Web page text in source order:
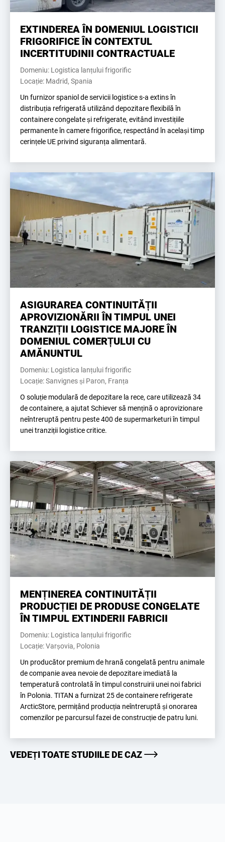
EXTINDEREA ÎN DOMENIUL LOGISTICII
FRIGORIFICE ÎN CONTEXTUL
INCERTITUDINII CONTRACTUALE
Domeniu: Logistica lanțului frigorific
Locație: Madrid, Spania
Un furnizor spaniol de servicii logistice s-a extins în
distribuția refrigerată utilizând depozitare flexibilă în
containere congelate și refrigerate, evitând investițiile
permanente în camere frigorifice, respectând în același timp
cerințele UE privind siguranța alimentară.
ASIGURAREA CONTINUITĂȚII
APROVIZIONĂRII ÎN TIMPUL UNEI
TRANZIȚII LOGISTICE MAJORE ÎN
DOMENIUL COMERȚULUI CU
AMĂNUNTUL
Domeniu: Logistica lanțului frigorific
Locație: Sanvignes și Paron, Franța
O soluție modulară de depozitare la rece, care utilizează 34
de containere, a ajutat Schiever să mențină o aprovizionare
neîntreruptă pentru peste 400 de supermarketuri în timpul
unei tranziții logistice critice.
MENȚINEREA CONTINUITĂȚII
PRODUCȚIEI DE PRODUSE CONGELATE
ÎN TIMPUL EXTINDERII FABRICII
Domeniu: Logistica lanțului frigorific
Locație: Varșovia, Polonia
Un producător premium de hrană congelată pentru animale
de companie avea nevoie de depozitare imediată la
temperatură controlată în timpul construirii unei noi fabrici
în Polonia. TITAN a furnizat 25 de containere refrigerate
ArcticStore, permițând producția neîntreruptă și onorarea
comenzilor pe parcursul fazei de construcție de patru luni.
VEDEȚI TOATE STUDIILE DE CAZ